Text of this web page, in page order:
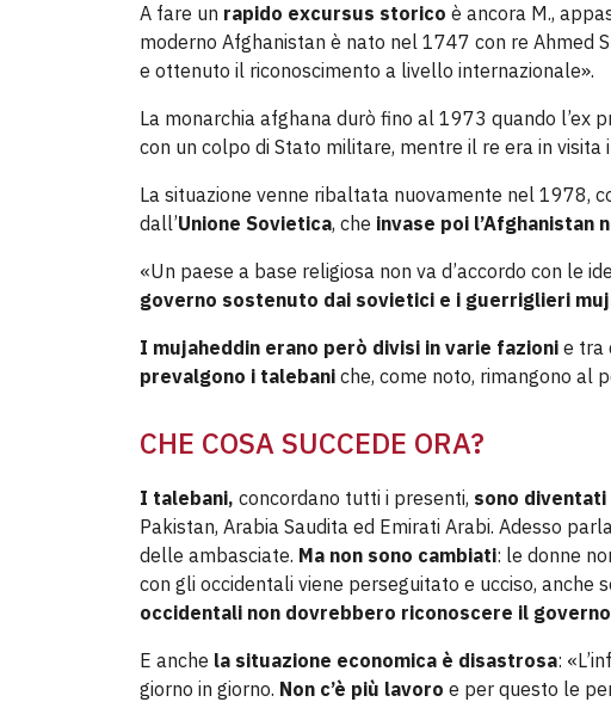
A fare un rapido excursus storico è ancora M.,
moderno Afghanistan è nato nel 1747 con re Ahmed
e ottenuto il riconoscimento a livello internazionale».
La monarchia afghana durò fino al 1973 quando l’ex
con un colpo di Stato militare, mentre il re era in visita
La situazione venne ribaltata nuovamente nel 1978,
dall’Unione Sovietica, che invase poi l’Afghanistan
«Un paese a base religiosa non va d’accordo con le
governo sostenuto dai sovietici e i guerriglieri
I mujaheddin erano però divisi in varie fazioni e tra
prevalgono i talebani che, come noto, rimangono al
CHE COSA SUCCEDE ORA?
I talebani, concordano tutti i presenti, sono
Pakistan, Arabia Saudita ed Emirati Arabi. Adesso
delle ambasciate. Ma non sono cambiati: le donne
con gli occidentali viene perseguitato e ucciso, anche
occidentali non dovrebbero riconoscere il
E anche la situazione economica è disastrosa:
giorno in giorno. Non c’è più lavoro e per questo le